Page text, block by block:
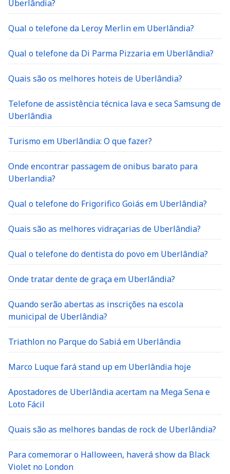
Uberlândia?
Qual o telefone da Leroy Merlin em Uberlândia?
Qual o telefone da Di Parma Pizzaria em Uberlândia?
Quais são os melhores hoteis de Uberlândia?
Telefone de assistência técnica lava e seca Samsung de
Uberlândia
Turismo em Uberlândia: O que fazer?
Onde encontrar passagem de onibus barato para
Uberlandia?
Qual o telefone do Frigorifico Goiás em Uberlândia?
Quais são as melhores vidraçarias de Uberlândia?
Qual o telefone do dentista do povo em Uberlândia?
Onde tratar dente de graça em Uberlândia?
Quando serão abertas as inscrições na escola
municipal de Uberlândia?
Triathlon no Parque do Sabiá em Uberlândia
Marco Luque fará stand up em Uberlândia hoje
Apostadores de Uberlândia acertam na Mega Sena e
Loto Fácil
Quais são as melhores bandas de rock de Uberlândia?
Para comemorar o Halloween, haverá show da Black
Violet no London